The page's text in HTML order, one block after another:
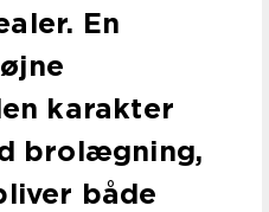
En
karakter
brolægning,
både